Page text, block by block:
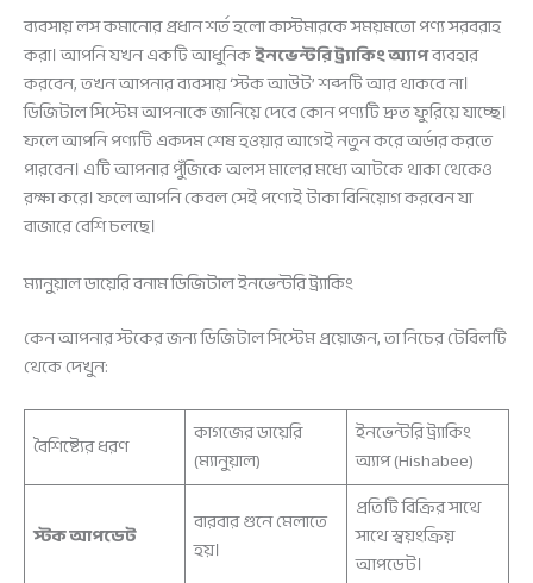
ব্যবসায় লস কমানোর প্রধান শর্ত হলো কাস্টমারকে সময়মতো পণ্য সরবরাহ
করা। আপনি যখন একটি আধুনিকইনভেন্টরি ট্র্যাকিং অ্যাপব্যবহার
করবেন, তখন আপনার ব্যবসায় ‘স্টক আউট’ শব্দটি আর থাকবে না।
ডিজিটাল সিস্টেম আপনাকে জানিয়ে দেবে কোন পণ্যটি দ্রুত ফুরিয়ে যাচ্ছে।
ফলে আপনি পণ্যটি একদম শেষ হওয়ার আগেই নতুন করে অর্ডার করতে
পারবেন। এটি আপনার পুঁজিকে অলস মালের মধ্যে আটকে থাকা থেকেও
রক্ষা করে। ফলে আপনি কেবল সেই পণ্যেই টাকা বিনিয়োগ করবেন যা
বাজারে বেশি চলছে।
ম্যানুয়াল ডায়েরি বনাম ডিজিটাল ইনভেন্টরি ট্র্যাকিং
কেন আপনার স্টকের জন্য ডিজিটাল সিস্টেম প্রয়োজন, তা নিচের টেবিলটি
থেকে দেখুন:
বৈশিষ্ট্যের ধরণ
কাগজের ডায়েরি
(ম্যানুয়াল)
ইনভেন্টরি ট্র্যাকিং
অ্যাপ (Hishabee)
স্টক আপডেট
বারবার গুনে মেলাতে
হয়।
প্রতিটি বিক্রির সাথে
সাথে স্বয়ংক্রিয়
আপডেট।